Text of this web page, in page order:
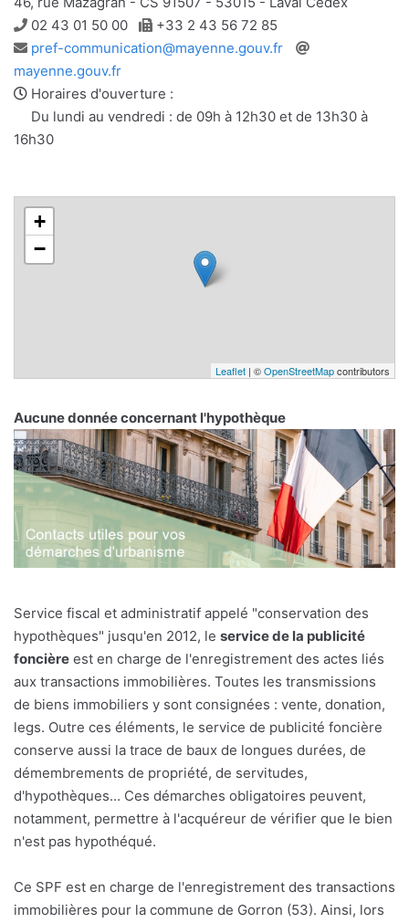
Téléphone
02 43 01 50 00 Télécopie
+33 2 43 56 72 85
Adresse
e-
mail
pref-communication@mayenne.gouv.fr
mayenne.gouv.fr
Horaires d'ouverture :
Du lundi au vendredi : de 09h à 12h30 et de 13h30 à
16h30
+
−
Leaflet | ©OpenStreetMapcontributors
Aucune donnée concernant l'hypothèque
Service fiscal et administratif appelé "conservation des
hypothèques" jusqu'en 2012, le service de la publicité
foncière est en charge de l'enregistrement des actes liés
aux transactions immobilières. Toutes les transmissions
de biens immobiliers y sont consignées : vente, donation,
legs. Outre ces éléments, le service de publicité foncière
conserve aussi la trace de baux de longues durées, de
démembrements de propriété, de servitudes,
d'hypothèques... Ces démarches obligatoires peuvent,
notamment, permettre à l'acquéreur de vérifier que le bien
n'est pas hypothéqué.
Ce SPF est en charge de l'enregistrement des transactions
immobilières pour la commune de Gorron (53). Ainsi, lors